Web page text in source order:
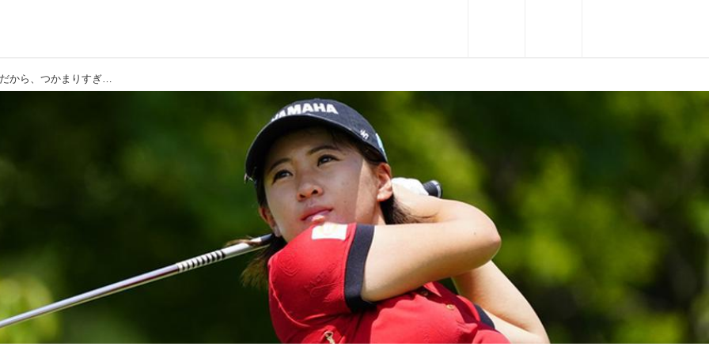
【永井花奈】右へのミスは絶対に嫌！だから、つかまりすぎるくらいがちょうどいい